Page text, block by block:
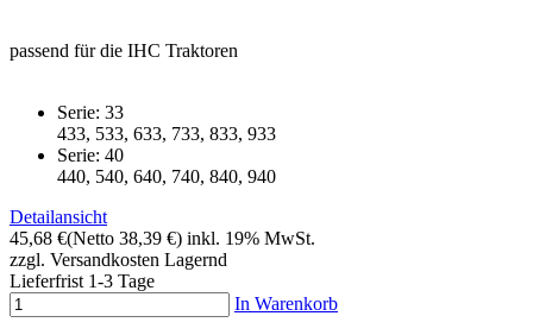
passend für die IHC Traktoren
Serie: 33
433, 533, 633, 733, 833, 933
Serie: 40
440, 540, 640, 740, 840, 940
Detailansicht
45,68 €(Netto 38,39 €) inkl. 19% MwSt.
zzgl. Versandkosten Lagernd
Lieferfrist 1-3 Tage
In Warenkorb